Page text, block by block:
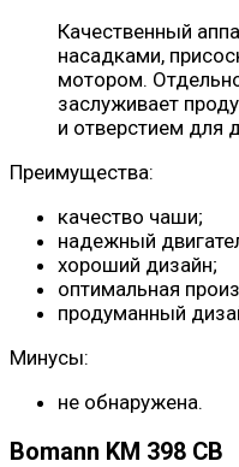
Качественный
насадками,
мотором.
заслуживает
и отверстием для
Преимущества:
качество чаши;
надежный
хороший дизайн;
оптимальная
продуманный
Минусы:
не обнаружена.
Bomann KM 398 CB